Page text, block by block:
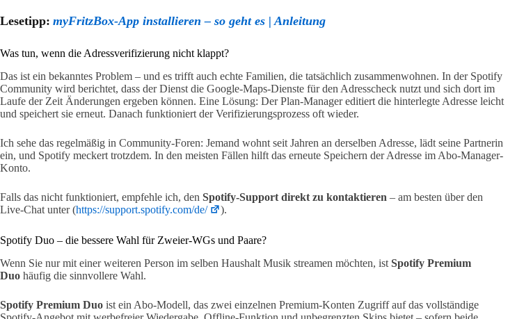
Lesetipp: myFritzBox-App installieren – so geht es | Anleitung
Was tun, wenn die Adressverifizierung nicht klappt?
Das ist ein bekanntes Problem – und es trifft auch echte Familien, die tatsächlich zusammenwohnen. In der Spotify
Community wird berichtet, dass der Dienst die Google-Maps-Dienste für den Adresscheck nutzt und sich dort im
Laufe der Zeit Änderungen ergeben können. Eine Lösung: Der Plan-Manager editiert die hinterlegte Adresse leicht
und speichert sie erneut. Danach funktioniert der Verifizierungsprozess oft wieder.
Ich sehe das regelmäßig in Community-Foren: Jemand wohnt seit Jahren an derselben Adresse, lädt seine Partnerin
ein, und Spotify meckert trotzdem. In den meisten Fällen hilft das erneute Speichern der Adresse im Abo-Manager-
Konto.
Falls das nicht funktioniert, empfehle ich, den Spotify-Support direkt zu kontaktieren – am besten über den
Live-Chat unter (https://support.spotify.com/de/ ).
Spotify Duo – die bessere Wahl für Zweier-WGs und Paare?
Wenn Sie nur mit einer weiteren Person im selben Haushalt Musik streamen möchten, ist Spotify Premium
Duo häufig die sinnvollere Wahl.
Spotify Premium Duo ist ein Abo-Modell, das zwei einzelnen Premium-Konten Zugriff auf das vollständige